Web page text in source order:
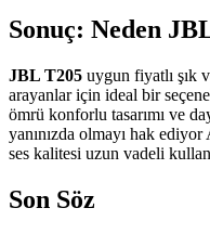
Sonuç: Neden
JBL T205 uygun fiyatlı şık
arayanlar için ideal bir
ömrü konforlu tasarımı ve
yanınızda olmayı hak
ses kalitesi uzun vadeli
Son Söz